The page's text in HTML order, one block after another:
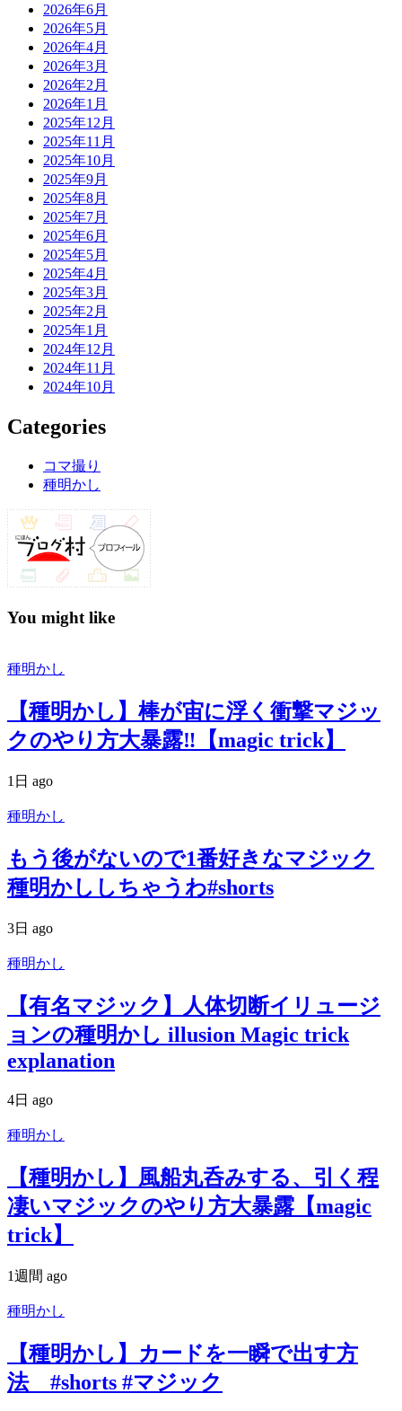
2026年6月
2026年5月
2026年4月
2026年3月
2026年2月
2026年1月
2025年12月
2025年11月
2025年10月
2025年9月
2025年8月
2025年7月
2025年6月
2025年5月
2025年4月
2025年3月
2025年2月
2025年1月
2024年12月
2024年11月
2024年10月
Categories
コマ撮り
種明かし
You might like
種明かし
【種明かし】棒が宙に浮く衝撃マジッ
クのやり方大暴露‼️【magic trick】
1日 ago
種明かし
もう後がないので1番好きなマジック
種明かししちゃうわ#shorts
3日 ago
種明かし
【有名マジック】人体切断イリュージ
ョンの種明かし illusion Magic trick
explanation
4日 ago
種明かし
【種明かし】風船丸呑みする、引く程
凄いマジックのやり方大暴露【magic
trick】
1週間 ago
種明かし
【種明かし】カードを一瞬で出す方
法 #shorts #マジック